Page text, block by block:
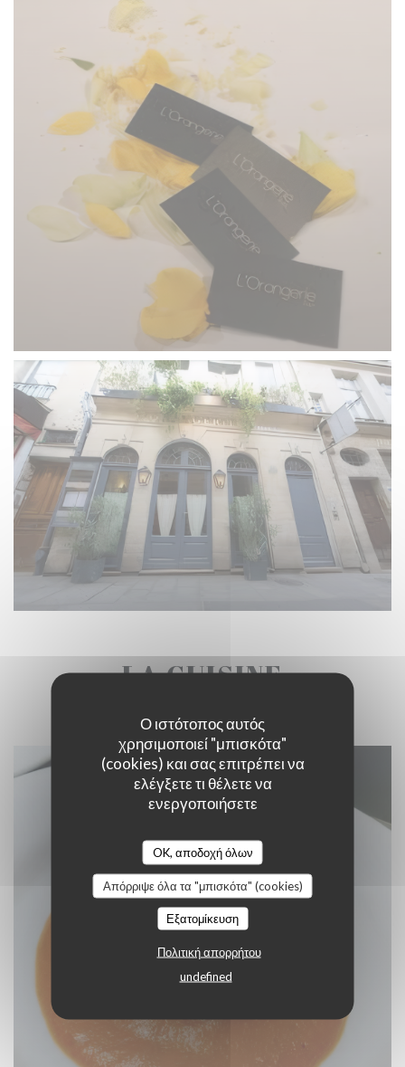
Ο ιστότοπος αυτός
χρησιμοποιεί "μπισκότα"
(cookies) και σας επιτρέπει να
ελέγξετε τι θέλετε να
ενεργοποιήσετε
OK, αποδοχή όλων
Απόρριψε όλα τα "μπισκότα" (cookies)
Εξατομίκευση
Πολιτική απορρήτου
undefined
LA CUISINE